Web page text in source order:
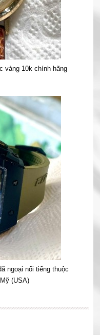
vàng 10k chính hãng
ngoại nổi tiếng thuộc
(USA)